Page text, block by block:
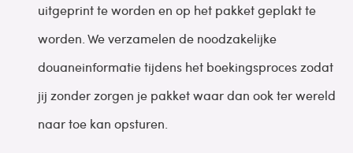
uitgeprint te worden en op het pakket geplakt te
worden. We verzamelen de noodzakelijke
douaneinformatie tijdens het boekingsproces zodat
jij zonder zorgen je pakket waar dan ook ter wereld
naar toe kan opsturen.